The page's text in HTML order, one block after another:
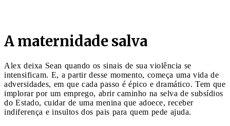
A maternidade salva
Alex deixa Sean quando os sinais de sua violência se
intensificam. E, a partir desse momento, começa uma vida de
adversidades, em que cada passo é épico e dramático. Tem que
implorar por um emprego, abrir caminho na selva de subsídios
do Estado, cuidar de uma menina que adoece, receber
indiferença e insultos dos pais para quem pede ajuda.